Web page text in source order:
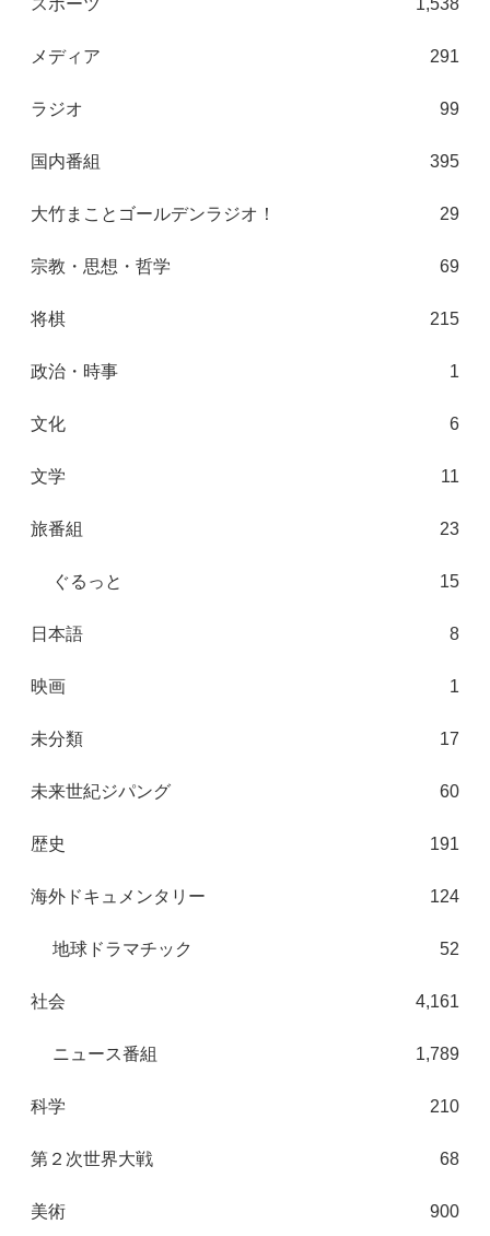
スポーツ 1,538
メディア 291
ラジオ 99
国内番組 395
大竹まことゴールデンラジオ！ 29
宗教・思想・哲学 69
将棋 215
政治・時事 1
文化 6
文学 11
旅番組 23
ぐるっと 15
日本語 8
映画 1
未分類 17
未来世紀ジパング 60
歴史 191
海外ドキュメンタリー 124
地球ドラマチック 52
社会 4,161
ニュース番組 1,789
科学 210
第２次世界大戦 68
美術 900